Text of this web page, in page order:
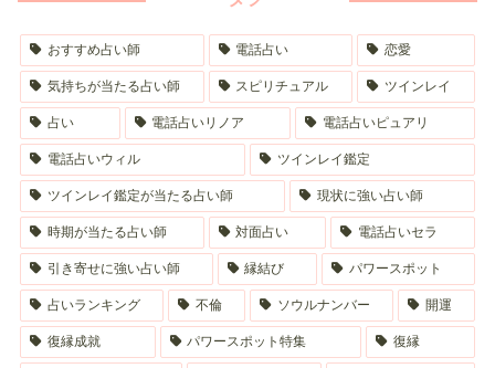
おすすめ占い師 電話占い 恋愛
気持ちが当たる占い師 スピリチュアル ツインレイ
占い 電話占いリノア 電話占いピュアリ
電話占いウィル ツインレイ鑑定
ツインレイ鑑定が当たる占い師 現状に強い占い師
時期が当たる占い師 対面占い 電話占いセラ
引き寄せに強い占い師 縁結び パワースポット
占いランキング 不倫 ソウルナンバー 開運
復縁成就 パワースポット特集 復縁